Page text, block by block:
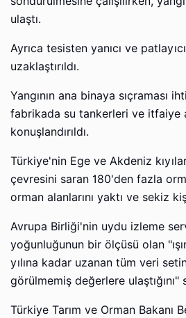
ulaştı.
Ayrıca tesisten yanıcı ve
uzaklaştırıldı.
Yangının ana binaya sıçraması
fabrikada su tankerleri ve itfaiye
konuşlandırıldı.
Türkiye'nin Ege ve Akdeniz
çevresini saran 180'den fazla
orman alanlarını yaktı ve sekiz
Avrupa Birliği'nin uydu izleme
yoğunluğunun bir ölçüsü olan
yılına kadar uzanan tüm veri
görülmemiş değerlere ulaştığını"
Türkiye Tarım ve Orman Bakanı